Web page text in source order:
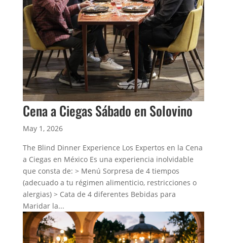
Cena a Ciegas Sábado en Solovino
May 1, 2026
The Blind Dinner Experience Los Expertos en la Cena
a Ciegas en México Es una experiencia inolvidable
que consta de: > Menú Sorpresa de 4 tiempos
(adecuado a tu régimen alimenticio, restricciones o
alergias) > Cata de 4 diferentes Bebidas para
Maridar la...